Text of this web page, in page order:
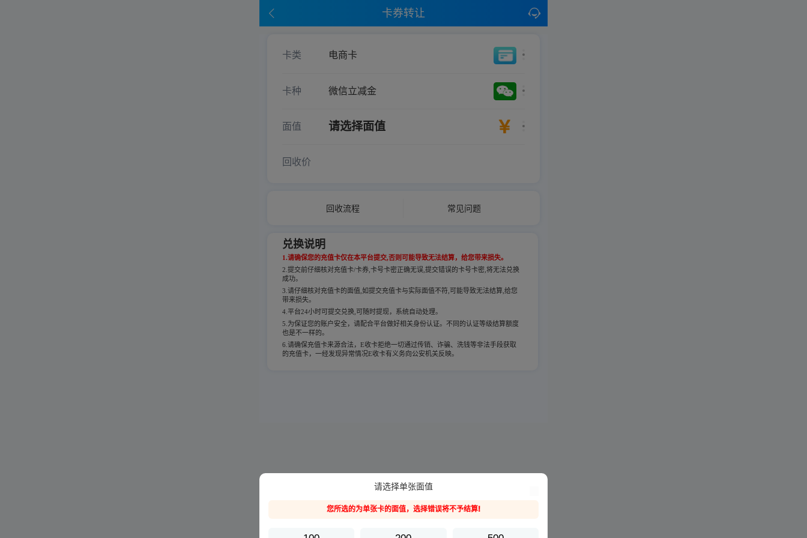
卡券转让
卡类 电商卡
卡种 微信立减金
面值 请选择面值
回收价
回收流程 常见问题
兑换说明
1.请确保您的充值卡仅在本平台提交,否则可能导致无法结算，给您带来损失。
2.提交前仔细核对充值卡/卡券,卡号卡密正确无误,提交错误的卡号卡密,将无法兑换
成功。
3.请仔细核对充值卡的面值,如提交充值卡与实际面值不符,可能导致无法结算,给您
带来损失。
4.平台24小时可提交兑换,可随时提现，系统自动处理。
5.为保证您的账户安全，请配合平台做好相关身份认证。不同的认证等级结算额度
也是不一样的。
6.请确保充值卡来源合法，E收卡拒绝一切通过传销、诈骗、洗钱等非法手段获取
的充值卡，一经发现异常情况E收卡有义务向公安机关反映。
请选择单张面值
您所选的为单张卡的面值，选择错误将不予结算!